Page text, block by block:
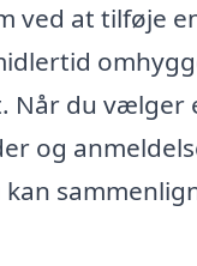
ved at tilføje
Når du vælger
og